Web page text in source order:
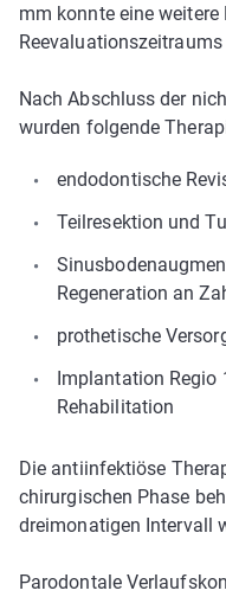
mm konnte eine
Nach Abschluss der
wurden folgende
endodontische
Teilresektion und
Regeneration an
prothetische
Implantation Regio
Rehabilitation
Die antiinfektiöse
chirurgischen Phase
dreimonatigen Intervall
Parodontale